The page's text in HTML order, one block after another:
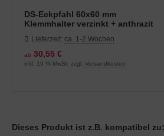
DS-Eckpfahl 60x60 mm
Klemmhalter verzinkt + anthrazit
Lieferzeit: ca. 1-2 Wochen
ab 30,55 €
inkl. 19 % MwSt. zzgl. Versandkosten
Dieses Produkt ist z.B. kompatibel zu: